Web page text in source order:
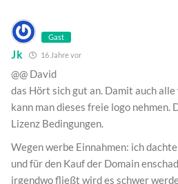
Gast
Jk 16 Jahre vor
@@ David
das Hört sich gut an. Damit auch alle
kann man dieses freie logo nehmen.
Lizenz Bedingungen.
Wegen werbe Einnahmen: ich
und für den Kauf der Domain
irgendwo fließt wird es schwer